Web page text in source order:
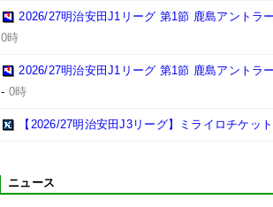
2026/27明治安田J1リーグ 第1節 鹿島アントラ
0時
2026/27明治安田J1リーグ 第1節 鹿島アントラ
- 0時
【2026/27明治安田J3リーグ】ミライロチケッ
ニュース